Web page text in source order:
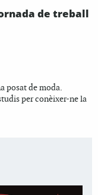
de treball
posat de moda.
per conèixer-ne la